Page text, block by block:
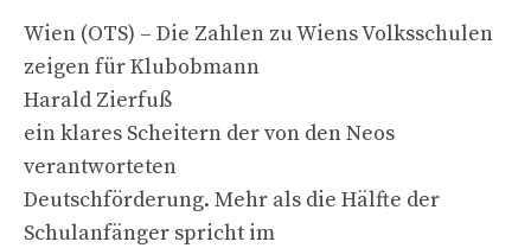
Wien (OTS) – Die Zahlen zu Wiens Volksschulen
zeigen für Klubobmann
Harald Zierfuß
ein klares Scheitern der von den Neos
verantworteten
Deutschförderung. Mehr als die Hälfte der
Schulanfänger spricht im